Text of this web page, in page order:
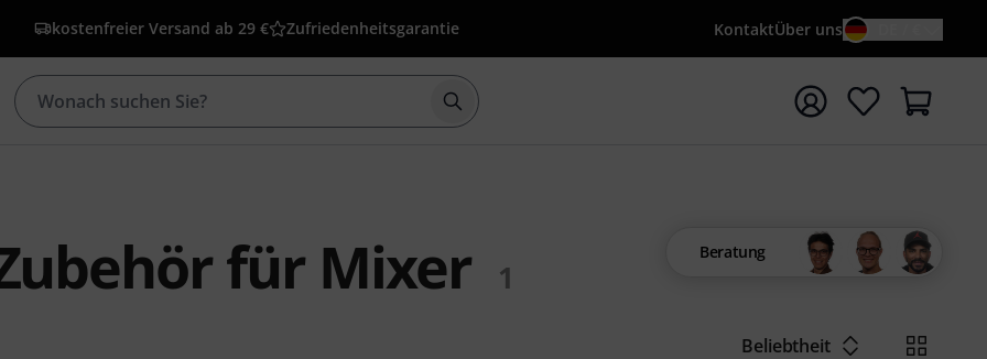
kostenfreier Versand ab 29 € Zufriedenheitsgarantie KontaktÜber uns
Suche mit Suchwort {searchTerm} starten
für Mixer 1
Beratung
Beliebtheit